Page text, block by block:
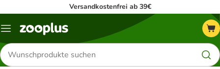
Versandkostenfrei ab 39€
Menü
Produkte
suchen